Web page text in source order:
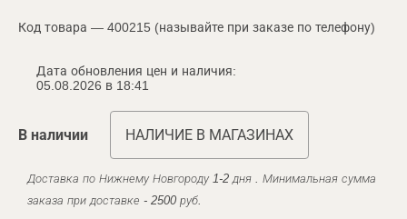
Код товара — 400215 (называйте при заказе по телефону)
Дата обновления цен и наличия:
05.08.2026 в 18:41
В наличии НАЛИЧИЕ В МАГАЗИНАХ
Доставка по Нижнему Новгороду 1-2 дня . Минимальная сумма
заказа при доставке - 2500 руб.